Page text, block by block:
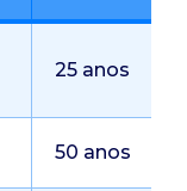
25 anos
50 anos